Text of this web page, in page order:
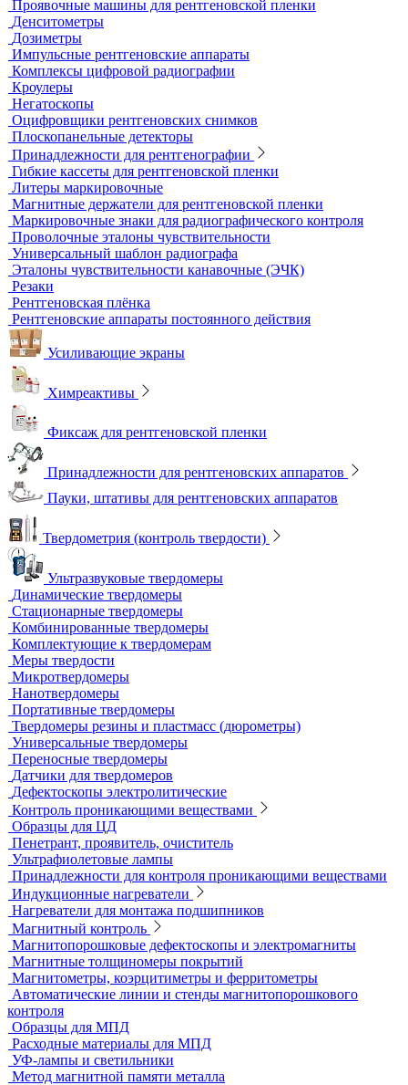
Принадлежности для визуального и измерительного
контроля
Рулетки измерительные
Секундомеры
Расходные материалы для визуального и измерительного
контроля
Динамометры
Измерительный инструмент
Радиационный контроль
Проявочные машины для рентгеновской пленки
Денситометры
Дозиметры
Импульсные рентгеновские аппараты
Комплексы цифровой радиографии
Кроулеры
Негатоскопы
Оцифровщики рентгеновских снимков
Плоскопанельные детекторы
Принадлежности для рентгенографии
Гибкие кассеты для рентгеновской пленки
Литеры маркировочные
Магнитные держатели для рентгеновской пленки
Маркировочные знаки для радиографического контроля
Проволочные эталоны чувствительности
Универсальный шаблон радиографа
Эталоны чувствительности канавочные (ЭЧК)
Резаки
Рентгеновская плёнка
Рентгеновские аппараты постоянного действия
Химреактивы
Фиксаж для рентгеновской пленки
Принадлежности для рентгеновских аппаратов
Пауки, штативы для рентгеновских аппаратов
Твердометрия (контроль твердости)
Ультразвуковые твердомеры
Динамические твердомеры
Стационарные твердомеры
Комбинированные твердомеры
Комплектующие к твердомерам
Меры твердости
Микротвердомеры
Нанотвердомеры
Портативные твердомеры
Твердомеры резины и пластмасс (дюрометры)
Универсальные твердомеры
Переносные твердомеры
Датчики для твердомеров
Дефектоскопы электролитические
Контроль проникающими веществами
Образцы для ЦД
Пенетрант, проявитель, очиститель
Ультрафиолетовые лампы
Принадлежности для контроля проникающими веществами